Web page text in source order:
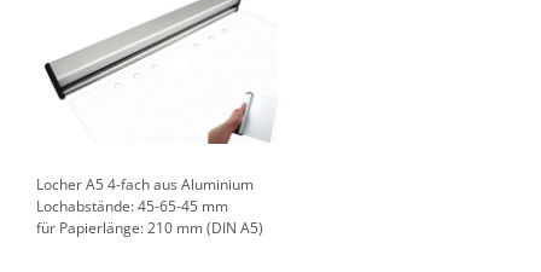
Locher A5 4-fach aus Aluminium
Lochabstände: 45-65-45 mm
für Papierlänge: 210 mm (DIN A5)